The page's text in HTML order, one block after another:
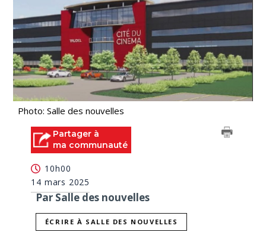
Photo: Salle des nouvelles
Partager à
ma communauté
10h00
14 mars 2025
Par Salle des nouvelles
ÉCRIRE À SALLE DES NOUVELLES